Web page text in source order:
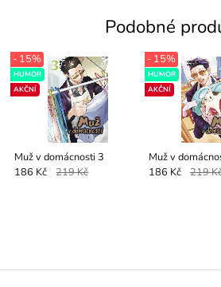
Podobné
Muž v domácnosti 3
HUMOR
AKČNÍ
- 15%
186 Kč 219 Kč
Muž v
HUMOR
AKČNÍ
- 15%
186 Kč 219